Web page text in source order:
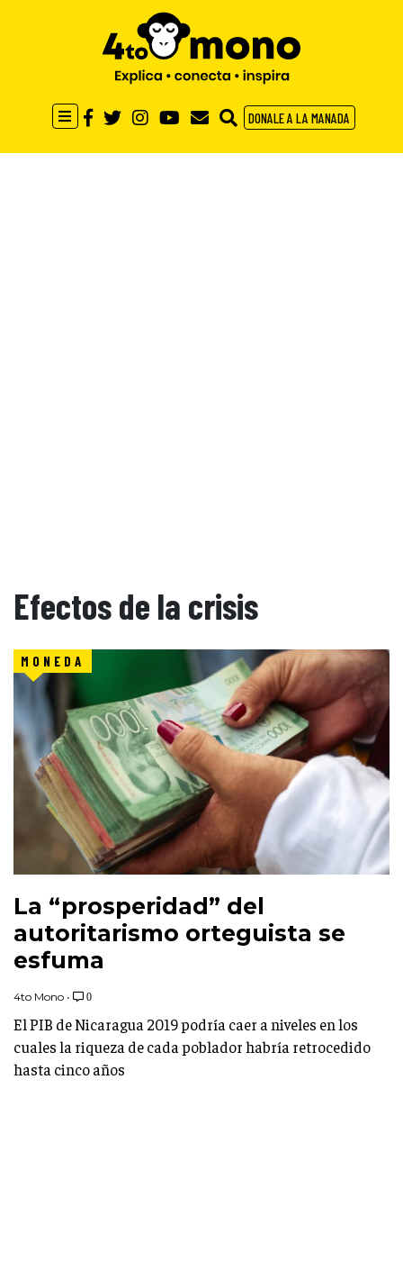
DONALE A LA MANADA
Efectos de la crisis
MONEDA
La “prosperidad” del
autoritarismo orteguista se
esfuma
4to Mono • 0
El PIB de Nicaragua 2019 podría caer a niveles en los
cuales la riqueza de cada poblador habría retrocedido
hasta cinco años